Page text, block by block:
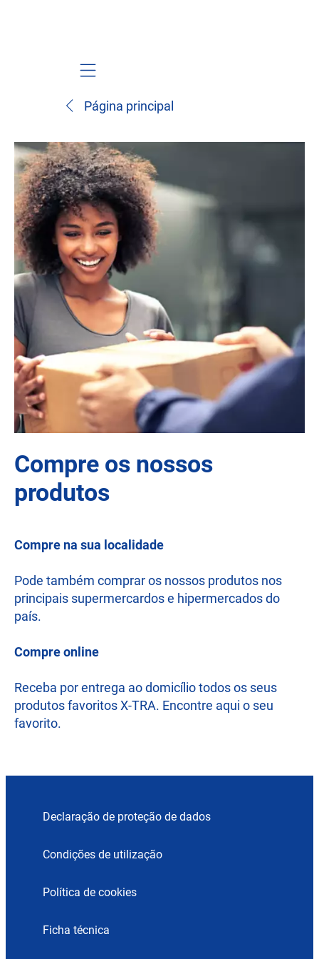
Mobile navigation
Página principal
Compre os nossos
produtos
Compre na sua localidade
Pode também comprar os nossos produtos nos
principais supermercardos e hipermercados do
país.
Compre online
Receba por entrega ao domicílio todos os seus
produtos favoritos X-TRA. Encontre aqui o seu
favorito.
Declaração de proteção de dados
Condições de utilização
Política de cookies
Ficha técnica